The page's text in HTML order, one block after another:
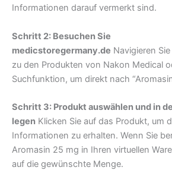
Informationen darauf vermerkt sind.
Schritt 2: Besuchen Sie
medicstoregermany.de Navigieren
zu den Produkten von Nakon Medical
Suchfunktion, um direkt nach
Schritt 3: Produkt auswählen und in
legen Klicken Sie auf das Produkt, um
Informationen zu erhalten. Wenn Sie
Aromasin 25 mg in Ihren virtuellen
auf die gewünschte Menge.